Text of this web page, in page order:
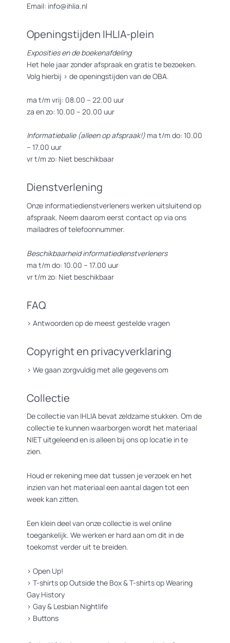
Email: info@ihlia.nl
Openingstijden IHLIA-plein
Exposities en de boekenafdeling
Het hele jaar zonder afspraak en gratis te bezoeken.
Volg hierbij > de openingstijden van de OBA.
ma t/m vrij: 08.00 – 22.00 uur
za en zo: 10.00 – 20.00 uur
Informatiebalie (alleen op afspraak!) ma t/m do: 10.00
– 17.00 uur
vr t/m zo: Niet beschikbaar
Dienstverlening
Onze informatiedienstverleners werken uitsluitend op
afspraak. Neem daarom eerst contact op via ons
mailadres of telefoonnummer.
Beschikbaarheid informatiedienstverleners
ma t/m do: 10.00 – 17.00 uur
vr t/m zo: Niet beschikbaar
FAQ
> Antwoorden op de meest gestelde vragen
Copyright en privacyverklaring
> We gaan zorgvuldig met alle gegevens om
Collectie
De collectie van IHLIA bevat zeldzame stukken. Om de
collectie te kunnen waarborgen wordt het materiaal
NIET uitgeleend en is alleen bij ons op locatie in te
zien.
Houd er rekening mee dat tussen je verzoek en het
inzien van het materiaal een aantal dagen tot een
week kan zitten.
Een klein deel van onze collectie is wel online
toegankelijk. We werken er hard aan om dit in de
toekomst verder uit te breiden.
> Open Up!
> T-shirts op Outside the Box&T-shirts op Wearing
Gay History
> Gay & Lesbian Nightlife
> Buttons